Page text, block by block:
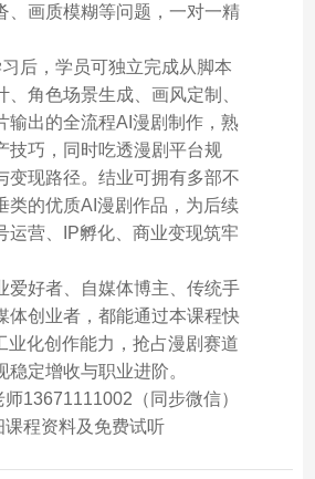
、画质模糊等问题，一对一精
后，学员可独立完成从脚本
、角色场景生成、画风定制、
输出的全流程AI漫剧制作，熟
技巧，同时吃透漫剧平台规
变现路径。结业可拥有多部不
类的优质AI漫剧作品，为后续
运营、IP孵化、商业变现筑牢
爱好者、自媒体博主、传统手
体创业者，都能通过本课程快
业化创作能力，抢占漫剧赛道
稳定增收与职业进阶。
13671111002（同步微信）
课程资料及免费试听